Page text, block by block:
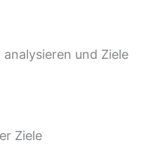
und Ziele
Ziele